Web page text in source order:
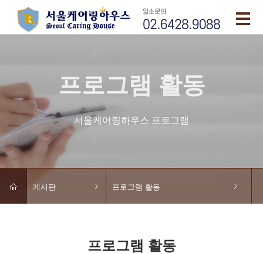
프로그램 활동
서울케어링하우스 프로그램
게시판 프로그램 활동
프로그램 활동